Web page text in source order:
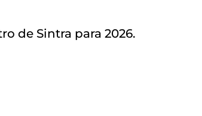
de Sintra para 2026.